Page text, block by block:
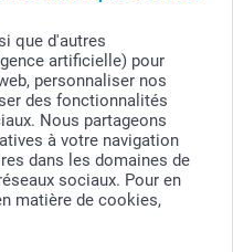
que d'autres
artificielle) pour
personnaliser nos
des fonctionnalités
Nous partageons
à votre navigation
dans les domaines de
sociaux. Pour en
matière de cookies,
9230 Wetteren, Belgique
2711 5569 - BIC: GEBABEBB
incluse et hors frais de port.